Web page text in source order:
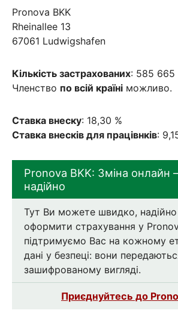
Pronova BKK
Rheinallee 13
67061 Ludwigshafen
Кількість застрахованих: 585 665
Членство по всій країні можливо.
Ставка внеску: 18,30 %
Ставка внесків для працівнків:
Pronova BKK: Зміна онлайн
надійно
Тут Ви можете швидко, надійно
оформити страхування у
підтримуємо Вас на кожному
дані у безпеці: вони
зашифрованому вигляді.
Приєднуйтесь до